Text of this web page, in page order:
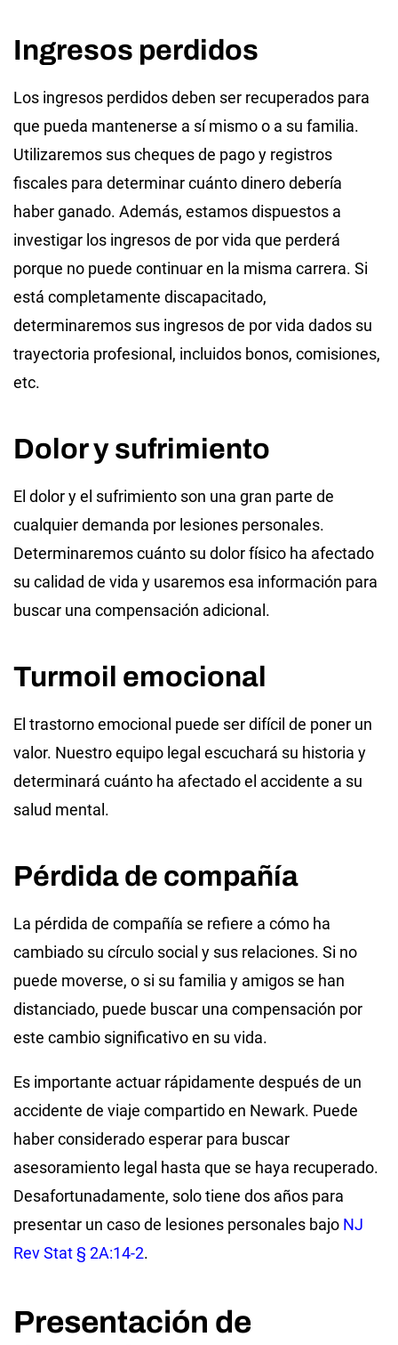
Ingresos perdidos
Los ingresos perdidos deben ser recuperados para
que pueda mantenerse a sí mismo o a su familia.
Utilizaremos sus cheques de pago y registros
fiscales para determinar cuánto dinero debería
haber ganado. Además, estamos dispuestos a
investigar los ingresos de por vida que perderá
porque no puede continuar en la misma carrera. Si
está completamente discapacitado,
determinaremos sus ingresos de por vida dados su
trayectoria profesional, incluidos bonos, comisiones,
etc.
Dolor y sufrimiento
El dolor y el sufrimiento son una gran parte de
cualquier demanda por lesiones personales.
Determinaremos cuánto su dolor físico ha afectado
su calidad de vida y usaremos esa información para
buscar una compensación adicional.
Turmoil emocional
El trastorno emocional puede ser difícil de poner un
valor. Nuestro equipo legal escuchará su historia y
determinará cuánto ha afectado el accidente a su
salud mental.
Pérdida de compañía
La pérdida de compañía se refiere a cómo ha
cambiado su círculo social y sus relaciones. Si no
puede moverse, o si su familia y amigos se han
distanciado, puede buscar una compensación por
este cambio significativo en su vida.
Es importante actuar rápidamente después de un
accidente de viaje compartido en Newark. Puede
haber considerado esperar para buscar
asesoramiento legal hasta que se haya recuperado.
Desafortunadamente, solo tiene dos años para
presentar un caso de lesiones personales bajo NJ
Rev Stat § 2A:14-2.
Presentación de